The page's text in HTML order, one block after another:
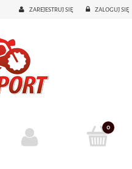
ZAREJESTRUJ SIĘ ZALOGUJ SIĘ